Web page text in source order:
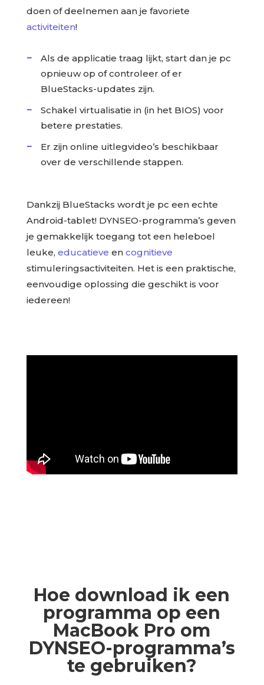
doen of deelnemen aan je favoriete
activiteiten!
Als de applicatie traag lijkt, start dan je pc
opnieuw op of controleer of er
BlueStacks-updates zijn.
Schakel virtualisatie in (in het BIOS) voor
betere prestaties.
Er zijn online uitlegvideo’s beschikbaar
over de verschillende stappen.
Dankzij BlueStacks wordt je pc een echte
Android-tablet! DYNSEO-programma’s geven
je gemakkelijk toegang tot een heleboel
leuke, educatieve en cognitieve
stimuleringsactiviteiten. Het is een praktische,
eenvoudige oplossing die geschikt is voor
iedereen!
Hoe download ik een
programma op een
MacBook Pro om
DYNSEO-programma’s
te gebruiken?